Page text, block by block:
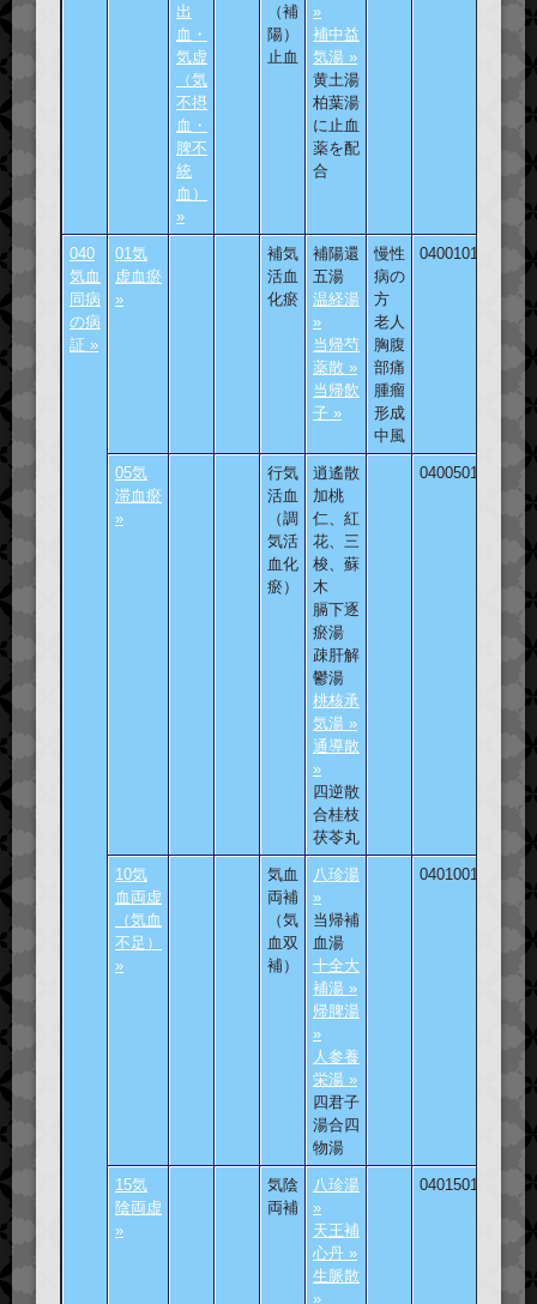
出
血・
気虚
（気
不摂
血・
脾不
統
血）
»
（補
陽）
止血
»
補中益
気湯 »
黄土湯
柏葉湯
に止血
薬を配
合
040
気血
同病
の病
証 »
01気
虚血瘀
»
補気
活血
化瘀
補陽還
五湯
温経湯
»
当帰芍
薬散 »
当帰飲
子 »
慢性
病の
方
老人
胸腹
部痛
腫瘤
形成
中風
040010101
05気
滞血瘀
»
行気
活血
（調
気活
血化
瘀）
逍遙散
加桃
仁、紅
花、三
梭、蘇
木
膈下逐
瘀湯
疎肝解
鬱湯
桃核承
気湯 »
通導散
»
四逆散
合桂枝
茯苓丸
040050101
10気
血両虚
（気血
不足）
»
気血
両補
（気
血双
補）
八珍湯
»
当帰補
血湯
十全大
補湯 »
帰脾湯
»
人参養
栄湯 »
四君子
湯合四
物湯
040100101
15気
陰両虚
»
気陰
両補
八珍湯
»
天王補
心丹 »
生脈散
»
040150101